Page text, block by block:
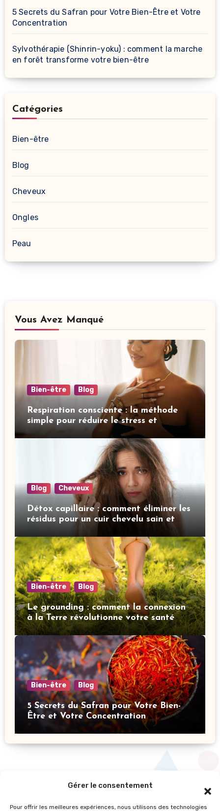
Gérer le consentement
Pour offrir les meilleures expériences, nous utilisons des technologies
5 Secrets du Safran pour Votre Bien-Être et Votre
Concentration
Sylvothérapie (Shinrin-yoku) : comment la marche
en forêt transforme votre bien-être
Catégories
Bien-être
Blog
Cheveux
Ongles
Peau
Vous Avez Manqué
Bien-être Blog
Respiration consciente : la méthode
simple pour réduire le stress et
améliorer votre sommeil
Blog Cheveux
Détox capillaire : comment éliminer les
résidus pour un cuir chevelu sain et
Bien-être Blog
Le grounding : comment la connexion
à la Terre révolutionne votre santé
mentale
Bien-être Blog
5 Secrets du Safran pour Votre Bien-
Être et Votre Concentration